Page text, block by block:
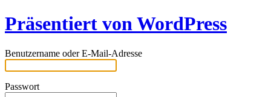
Präsentiert von WordPress
Benutzername oder E-Mail-Adresse
Passwort